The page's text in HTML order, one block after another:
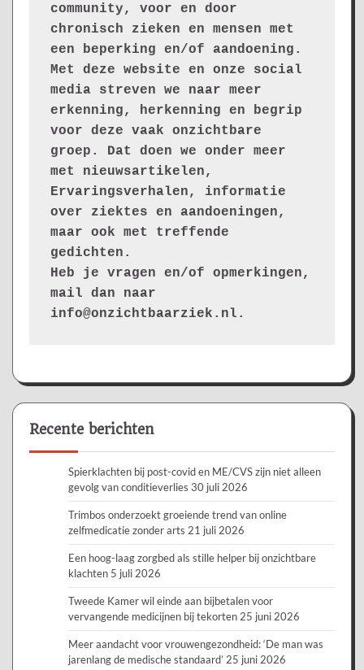
community, voor en door
chronisch zieken en mensen met
een beperking en/of aandoening.
Met deze website en onze social
media streven we naar meer
erkenning, herkenning en begrip
voor deze vaak onzichtbare
groep. Dat doen we onder meer
met nieuwsartikelen,
Ervaringsverhalen, informatie
over ziektes en aandoeningen,
maar ook met treffende
gedichten.
Heb je vragen en/of opmerkingen,
mail dan naar
info@onzichtbaarziek.nl.
Recente berichten
Spierklachten bij post-covid en ME/CVS zijn niet alleen
gevolg van conditieverlies 30 juli 2026
Trimbos onderzoekt groeiende trend van online
zelfmedicatie zonder arts 21 juli 2026
Een hoog-laag zorgbed als stille helper bij onzichtbare
klachten 5 juli 2026
Tweede Kamer wil einde aan bijbetalen voor
vervangende medicijnen bij tekorten 25 juni 2026
Meer aandacht voor vrouwengezondheid: ‘De man was
jarenlang de medische standaard’ 25 juni 2026